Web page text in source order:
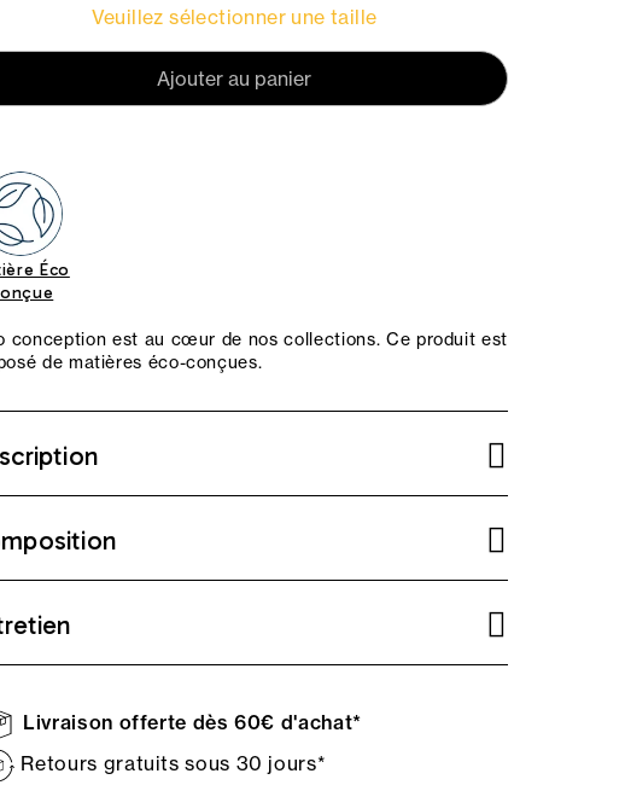
Veuillez sélectionner une taille
Ajouter au panier
Éco
conception est au cœur de nos collections. Ce produit est
de matières éco-conçues.
Livraison offerte dès 60€ d'achat*
Retours gratuits sous 30 jours*